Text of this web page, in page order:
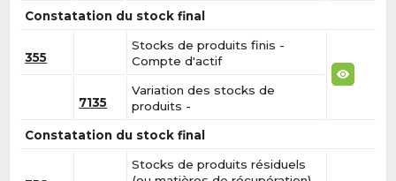
Constatation du stock final
355
Stocks de produits finis -
Compte d'actif
7135
Variation des stocks de
produits -
Constatation du stock final
Stocks de produits résiduels